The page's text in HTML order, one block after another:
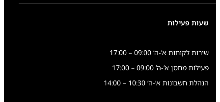
שעות פעילות
שירות לקוחות א’-ה’ 09:00 – 17:00
פעילות מחסן א’-ה’ 09:00 – 17:00
הנהלת חשבונות א’-ה’ 10:30 – 14:00